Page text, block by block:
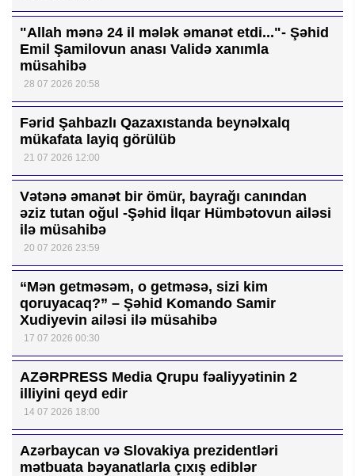
"Allah mənə 24 il mələk əmanət etdi..."- Şəhid
Emil Şamilovun anası Validə xanımla
müsahibə
28 07 2026 20:58
Fərid Şahbazlı Qazaxıstanda beynəlxalq
mükafata layiq görülüb
21 07 2026 12:00
Vətənə əmanət bir ömür, bayrağı canından
əziz tutan oğul -Şəhid İlqar Hümbətovun ailəsi
ilə müsahibə
20 07 2026 23:59
“Mən getməsəm, o getməsə, sizi kim
qoruyacaq?” – Şəhid Komando Samir
Xudiyevin ailəsi ilə müsahibə
17 07 2026 00:30
AZƏRPRESS Media Qrupu fəaliyyətinin 2
illiyini qeyd edir
14 07 2026 18:00
Azərbaycan və Slovakiya prezidentləri
mətbuata bəyanatlarla çıxış ediblər